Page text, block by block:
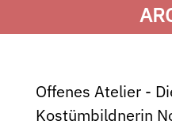
Offenes Atelier -
Kostümbildnerin